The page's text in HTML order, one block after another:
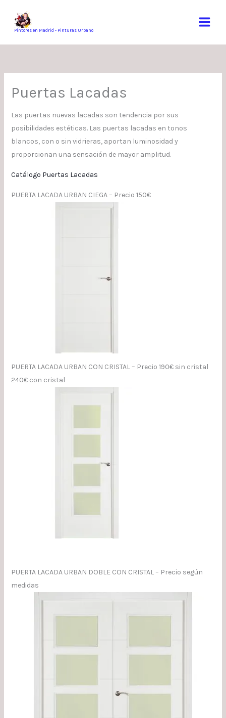
contenidoPintores en Madrid - Pinturas Urbano
Puertas Lacadas
Las puertas nuevas lacadas son tendencia por sus
posibilidades estéticas. Las puertas lacadas en tonos
blancos, con o sin vidrieras, aportan luminosidad y
proporcionan una sensación de mayor amplitud.
Catálogo Puertas Lacadas
PUERTA LACADA URBAN CIEGA – Precio 150€
PUERTA LACADA URBAN CON CRISTAL – Precio 190€ sin cristal
240€ con cristal
PUERTA LACADA URBAN DOBLE CON CRISTAL – Precio según
medidas